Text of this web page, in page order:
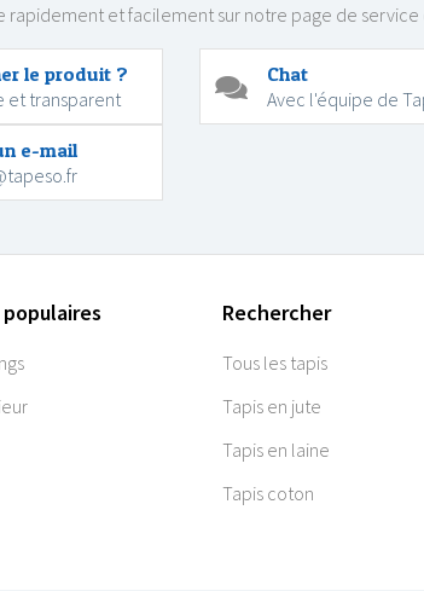
rapidement et facilement sur notre page de service
le produit ?
et transparent
Chat
Avec l'équipe de
e-mail
Rechercher
Tous les tapis
Tapis en jute
Tapis en laine
Tapis coton